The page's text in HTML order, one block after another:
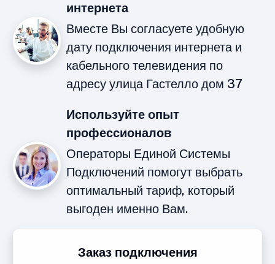
интернета
Вместе Вы согласуете удобную
дату подключения интернета и
кабельного телевидения по
адресу улица Гастелло дом 37
Используйте опыт
профессионалов
Операторы Единой Системы
Подключений помогут выбрать
оптимальный тариф, который
выгоден именно Вам.
Заказ подключения